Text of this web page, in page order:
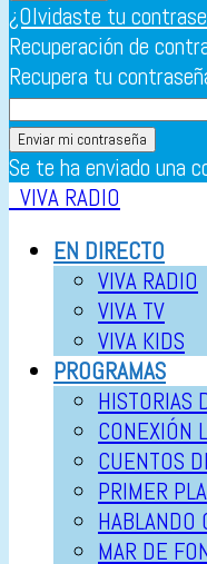
¿Olvidaste tu
Recuperación de
Recupera tu
Se te ha enviado una
VIVA RADIO
EN DIRECTO
VIVA RADIO
VIVA TV
VIVA KIDS
PROGRAMAS
HISTORIAS
CONEXIÓN
CUENTOS
PRIMER
HABLANDO
MAR DE